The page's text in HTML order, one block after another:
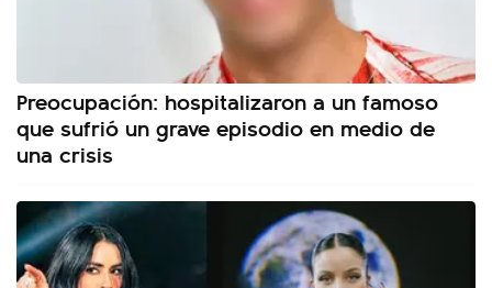
Preocupación: hospitalizaron a un famoso
que sufrió un grave episodio en medio de
una crisis